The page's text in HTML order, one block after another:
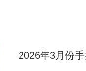
2026年3月份